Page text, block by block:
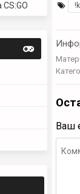
Ваш